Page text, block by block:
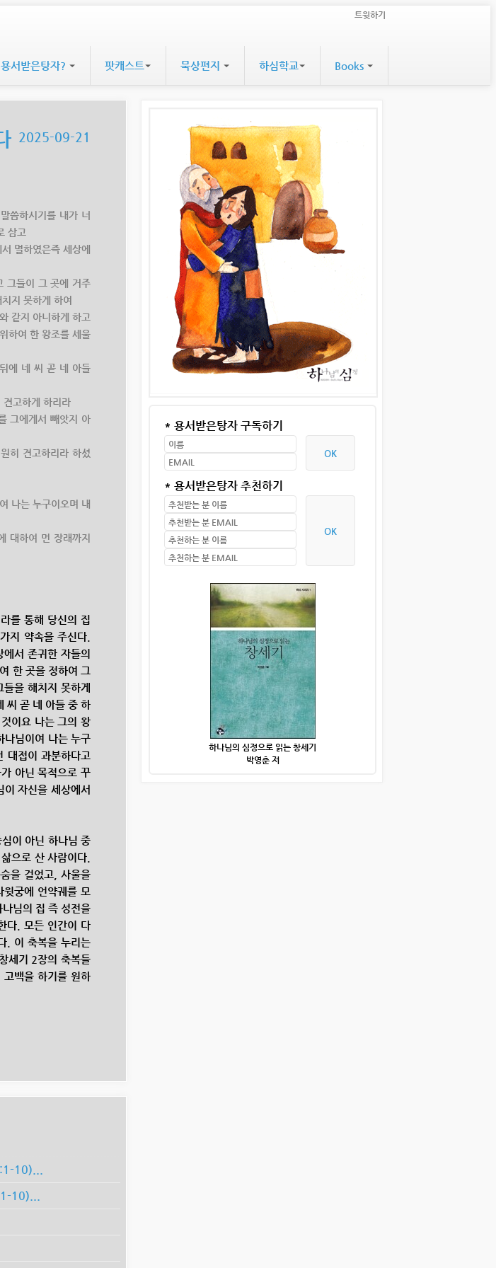
트윗하기
용서받은탕자? 팟캐스트 묵상편지 하심학교 Books
2025-09-21
씀하시기를 내가 너
삼고
멸하였은즉 세상에
그들이 그 곳에 거주
지 못하게 하여
같지 아니하게 하고
하여 한 왕조를 세울
에 네 씨 곧 네 아들
고하게 하리라
그에게서 빼앗지 아
히 견고하리라 하셨
나는 누구이오며 내
대하여 먼 장래까지
를 통해 당신의 집
지 약속을 주신다.
서 존귀한 자들의
한 곳을 정하여 그
을 해치지 못하게
씨 곧 네 아들 중 하
이요 나는 그의 왕
나님이여 나는 누구
대접이 과분하다고
아닌 목적으로 꾸
자신을 세상에서
이 아닌 하나님 중
으로 산 사람이다.
을 걸었고, 사울을
궁에 언약궤를 모
님의 집 즉 성전을
다. 모든 인간이 다
. 이 축복을 누리는
세기 2장의 축복들
백을 하기를 원하
10)...
10)...
* 용서받은탕자 구독하기
* 용서받은탕자 추천하기
하나님의 심정으로 읽는 창세기
박영춘 저